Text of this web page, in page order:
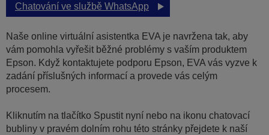
Chatování ve službě WhatsApp
Naše online virtuální asistentka EVA je navržena tak, aby
vám pomohla vyřešit běžné problémy s vaším produktem
Epson. Když kontaktujete podporu Epson, EVA vás vyzve k
zadání příslušných informací a provede vás celým
procesem.
Kliknutím na tlačítko Spustit nyní nebo na ikonu chatovací
bubliny v pravém dolním rohu této stránky přejdete k naší